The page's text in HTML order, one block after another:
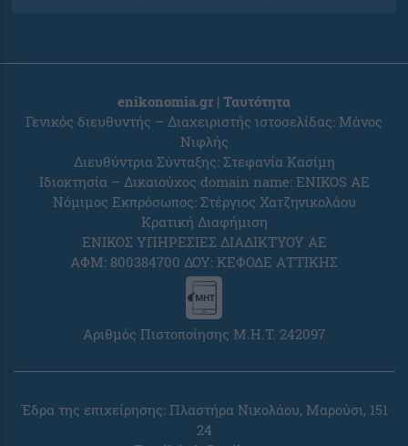
enikonomia.gr | Ταυτότητα
Γενικός διευθυντής – Διαχειριστής ιστοσελίδας: Μάνος
Νιφλής
Διευθύντρια Σύνταξης: Στεφανία Κασίμη
Ιδιοκτησία – Δικαιούχος domain name: ENIKOS AE
Νόμιμος Εκπρόσωπος: Στέργιος Χατζηνικολάου
Κρατική Διαφήμιση
ΕΝΙΚΟΣ ΥΠΗΡΕΣΙΕΣ ΔΙΑΔΙΚΤΥΟΥ ΑΕ
ΑΦΜ: 800384700 ΔΟΥ: ΚΕΦΟΔΕ ΑΤΤΙΚΗΣ
Αριθμός Πιστοποίησης Μ.Η.Τ. 242097
Έδρα της επιχείρησης: Πλαστήρα Νικολάου, Μαρούσι, 151
24